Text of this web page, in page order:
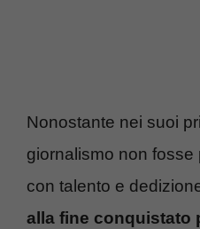
Nonostante nei suoi
giornalismo non fosse
con talento e
alla fine conquistato